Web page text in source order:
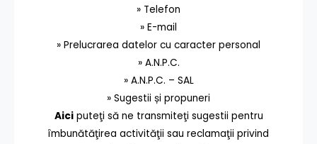
» Telefon
» E-mail
» Prelucrarea datelor cu caracter personal
» A.N.P.C.
» A.N.P.C. – SAL
» Sugestii și propuneri
Aiciputeţi să ne transmiteţi sugestii pentru
îmbunătăţirea activităţii sau reclamaţii privind